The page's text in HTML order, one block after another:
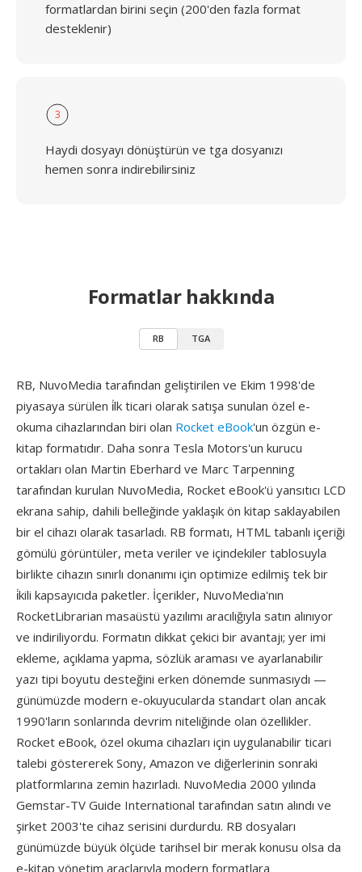
formatlardan birini seçin (200'den fazla format
desteklenir)
3
Haydi dosyayı dönüştürün ve tga dosyanızı
hemen sonra indirebilirsiniz
Formatlar hakkında
RB TGA
RB, NuvoMedia tarafından geliştirilen ve Ekim 1998'de
piyasaya sürülen i̇lk ticari olarak satışa sunulan özel e-
okuma cihazlarından biri olan Rocket eBook'un özgün e-
kitap formatıdır. Daha sonra Tesla Motors'un kurucu
ortakları olan Martin Eberhard ve Marc Tarpenning
tarafından kurulan NuvoMedia, Rocket eBook'ü yansıtıcı LCD
ekrana sahip, dahili belleğinde yaklaşık ön kitap saklayabilen
bir el cihazı olarak tasarladı. RB formatı, HTML tabanlı içeriği
gömülü görüntüler, meta veriler ve içindekiler tablosuyla
birlikte cihazın sınırlı donanımı için optimize edilmiş tek bir
i̇kili kapsayıcıda paketler. İçerikler, NuvoMedia'nın
RocketLibrarian masaüstü yazılımı aracılığıyla satın alınıyor
ve indiriliyordu. Formatın dikkat çekici bir avantajı; yer imi
ekleme, açıklama yapma, sözlük araması ve ayarlanabilir
yazı tipi boyutu desteğini erken dönemde sunmasıydı —
günümüzde modern e-okuyucularda standart olan ancak
1990'ların sonlarında devrim niteliğinde olan özellikler.
Rocket eBook, özel okuma cihazları için uygulanabilir ticari
talebi göstererek Sony, Amazon ve diğerlerinin sonraki
platformlarına zemin hazırladı. NuvoMedia 2000 yılında
Gemstar-TV Guide International tarafından satın alındı ve
şirket 2003'te cihaz serisini durdurdu. RB dosyaları
günümüzde büyük ölçüde tarihsel bir merak konusu olsa da
e-kitap yönetim araçlarıyla modern formatlara